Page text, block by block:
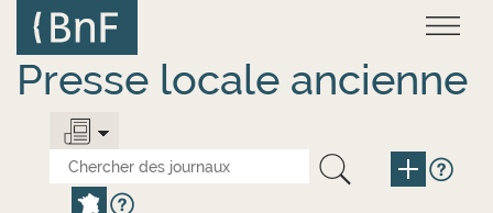
contenu
principal
Presse locale ancienne
Panneau de gestion des cookies